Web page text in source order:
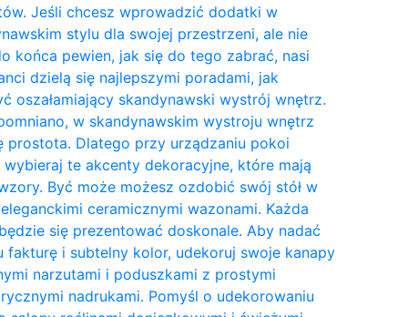
Jeśli chcesz wprowadzić dodatki w
stylu dla swojej przestrzeni, ale nie
końca pewien, jak się do tego zabrać, nasi
dzielą się najlepszymi poradami, jak
oszałamiający skandynawski wystrój wnętrz.
w skandynawskim wystroju wnętrz
prostota. Dlatego przy urządzaniu pokoi
wybieraj te akcenty dekoracyjne, które mają
Być może możesz ozdobić swój stół w
ceramicznymi wazonami. Każda
się prezentować doskonale. Aby nadać
fakturę i subtelny kolor, udekoruj swoje kanapy
narzutami i poduszkami z prostymi
nadrukami. Pomyśl o udekorowaniu